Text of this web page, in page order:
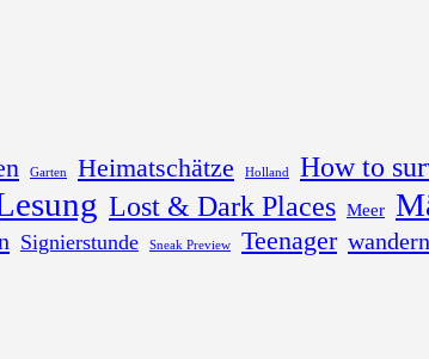
Garten Heimatschätze Holland How to
Lost & Dark Places Meer
Signierstunde Sneak Preview Teenager wandern